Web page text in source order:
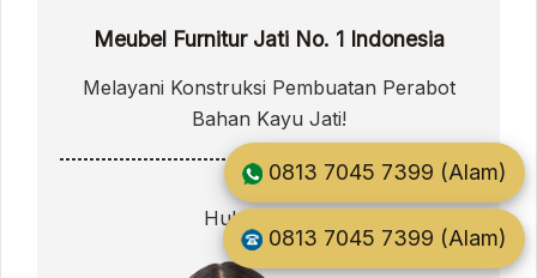
Meubel Furnitur Jati No. 1 Indonesia
Melayani Konstruksi Pembuatan Perabot
Bahan Kayu Jati!
Hubungi kami:
0813 7045 7399 (Alam)
0813 7045 7399 (Alam)